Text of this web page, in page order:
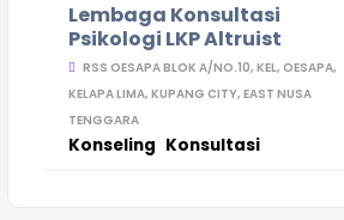
Lembaga Konsultasi
Psikologi LKP Altruist
RSS OESAPA BLOK A/NO.10, KEL, OESAPA,
KELAPA LIMA, KUPANG CITY, EAST NUSA
TENGGARA
Konseling Konsultasi